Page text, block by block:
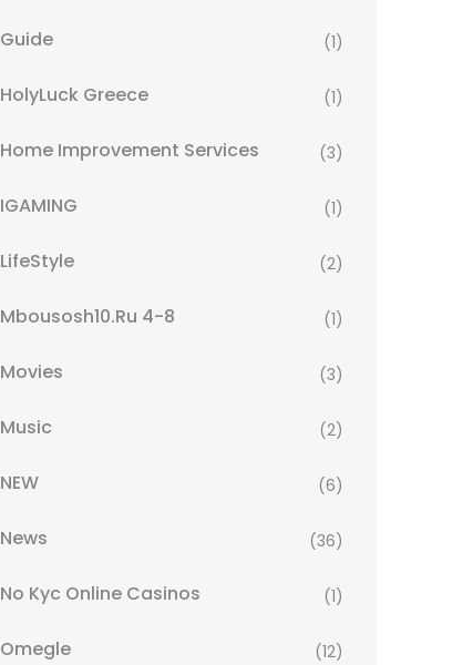
Guide (1)
HolyLuck Greece (1)
Home Improvement Services (3)
IGAMING (1)
LifeStyle (2)
Mbousosh10.ru 4-8 (1)
Movies (3)
Music (2)
NEW (6)
News (36)
No Kyc Online Casinos (1)
Omegle (12)